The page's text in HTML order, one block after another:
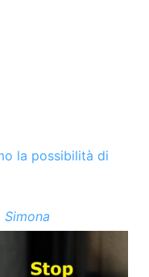
la possibilità di
Simona